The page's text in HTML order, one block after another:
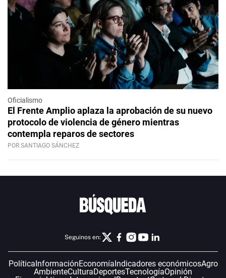
Oficialismo
El Frente Amplio aplaza la aprobación de su nuevo
protocolo de violencia de género mientras
contempla reparos de sectores
POR SANTIAGO SÁNCHEZ
Seguinos en:
Política InformaciónEconomía Indicadores económicosAgro
AmbienteCulturaDeportesTecnologíaOpinión